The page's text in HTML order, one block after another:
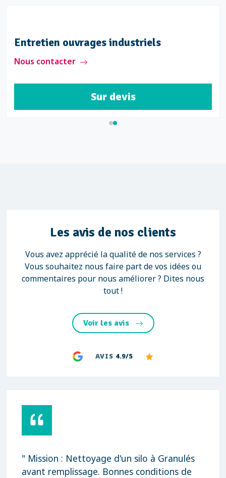
Entretien ouvrages industriels
Nous contacter
Sur devis
Les avis de nos clients
Vous avez apprécié la qualité de nos services ?
Vous souhaitez nous faire part de vos idées ou
commentaires pour nous améliorer ? Dites nous
tout !
Voir les avis
AVIS 4.9/5
" Mission : Nettoyage d'un silo à Granulés
avant remplissage. Bonnes conditions de